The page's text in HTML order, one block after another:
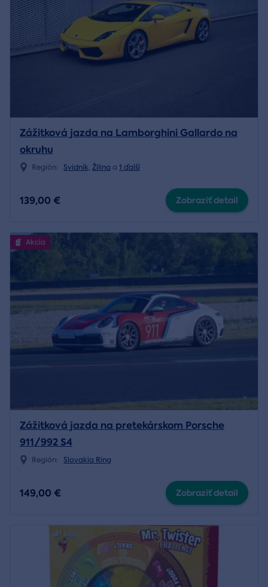
Zážitková jazda na Lamborghini Gallardo na
okruhu
Región: Svidník, Žilina a 1 ďalší
139,00 € Zobraziť detail
Akcia
Zážitková jazda na pretekárskom Porsche
911/992 S4
Región: Slovakia Ring
149,00 € Zobraziť detail